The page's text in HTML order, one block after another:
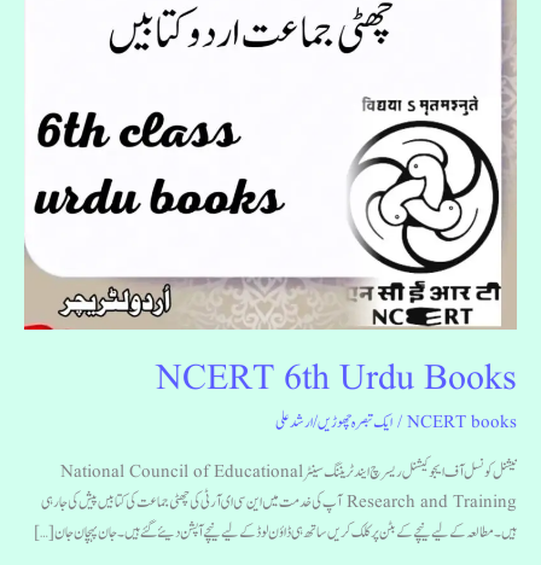
NCERT 6th Urdu Books
NCERT books
/ایک تبصرہ چھوڑیں/ارشد علی
نیشنل کونسل آف ایجوکیشنل ریسرچ ایند ٹریننگ سینٹر National Council of Educational
Research and Training آپ کی خدمت میں این سی ای آر ٹی کی چھٹی جماعت کی کتابیں پیش کی جارہی
ہیں۔مطالعہ کے لیے نیچے کے بٹن پر کلک کریں ساتھ ہی ڈاؤن لوڈ کے لیے نیچے آپشن دیئے گئے ہیں۔ جان پہچان جان […]